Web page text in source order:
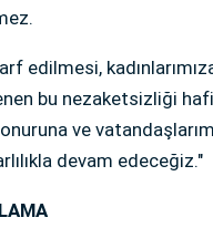
edilmesi,
bu nezaketsizliği
ve
devam edeceğiz."